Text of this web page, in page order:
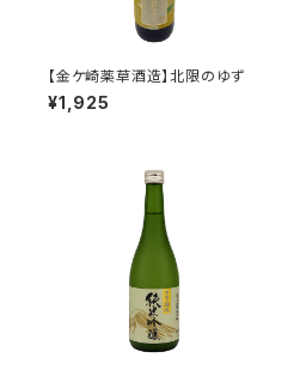
【金ケ崎薬草酒造】北限のゆず
¥1,925